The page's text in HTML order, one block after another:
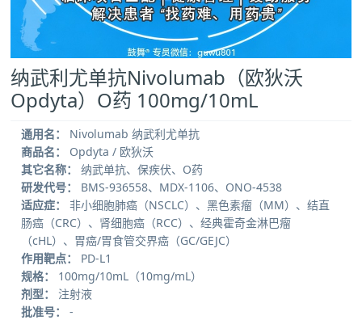
纳武利尤单抗Nivolumab（欧狄沃
Opdyta）O药 100mg/10mL
通用名：
Nivolumab 纳武利尤单抗
商品名：
Opdyta / 欧狄沃
其它名称：
纳武单抗、保疾伏、O药
研发代号：
BMS-936558、MDX-1106、ONO-4538
适应症：
非小细胞肺癌（NSCLC）、黑色素瘤（MM）、结直
肠癌（CRC）、肾细胞癌（RCC）、经典霍奇金淋巴瘤
（cHL）、胃癌/胃食管交界癌（GC/GEJC）
作用靶点：
PD-L1
规格：
100mg/10mL（10mg/mL）
剂型：
注射液
批准号：
-